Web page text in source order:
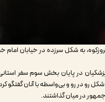
به شکل سرزده در خیابان
پزشکیان در پایان بخش سوم سفر
رو در رو و بی‌واسطه با آنان گفتگو
در میان گذاشتند.